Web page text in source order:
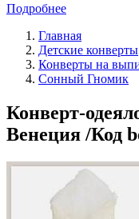
Подробнее
Главная
Детские конверты
Конверты на
Сонный Гномик
Конверт-
Венеция /Код